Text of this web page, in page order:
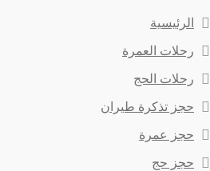
الرئيسية
رحلات العمرة
رحلات الحج
حجز تذكرة طيران
حجز عمرة
حجز حج